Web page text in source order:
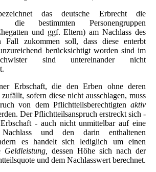
das deutsche Erbrecht die
die bestimmten Personengruppen
und ggf. Eltern) am Nachlass des
Fall zukommen soll, dass diese enterbt
berücksichtigt worden sind im
sind untereinander nicht
Erbschaft, die den Erben ohne deren
sofern diese nicht ausschlagen, muss
von dem Pflichtteilsberechtigten aktiv
Der Pflichtteilsanspruch erstreckt sich -
- auch nicht unmittelbar auf eine
und den darin enthaltenen
es handelt sich lediglich um einen
Geldleistung, dessen Höhe sich nach der
und dem Nachlasswert berechnet.